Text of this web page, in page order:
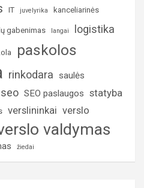
IT juvelyrika kanceliarinės
gabenimas langai logistika
paskolos
rinkodara
saulės
seo SEO paslaugos statyba
verslininkai verslo
valdymas
žiedai